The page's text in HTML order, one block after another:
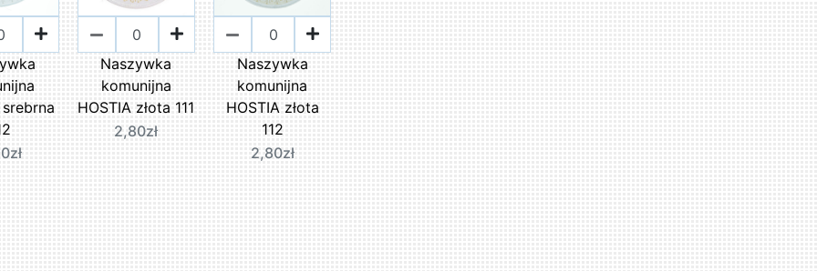
Naszywka
komunijna
HOSTIA złota 111
2,80zł
Naszywka
komunijna
HOSTIA złota
112
2,80zł